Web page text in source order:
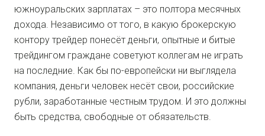
южноуральских зарплатах – это полтора месячных
дохода. Независимо от того, в какую брокерскую
контору трейдер понесёт деньги, опытные и битые
трейдингом граждане советуют коллегам не играть
на последние. Как бы по-европейски ни выглядела
компания, деньги человек несёт свои, российские
рубли, заработанные честным трудом. И это должны
быть средства, свободные от обязательств.